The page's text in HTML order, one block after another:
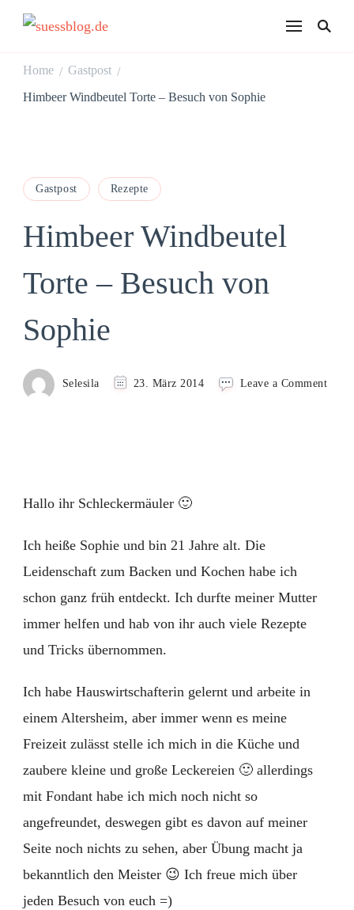
Home / Gastpost /
Himbeer Windbeutel Torte – Besuch von Sophie
Gastpost Rezepte
Himbeer Windbeutel
Torte – Besuch von
Sophie
Selesila 23. März 2014 Leave a Commenton
Hallo ihr Schleckermäuler 🙂
Ich heiße Sophie und bin 21 Jahre alt. Die
Leidenschaft zum Backen und Kochen habe ich
schon ganz früh entdeckt. Ich durfte meiner Mutter
immer helfen und hab von ihr auch viele Rezepte
und Tricks übernommen.
Ich habe Hauswirtschafterin gelernt und arbeite in
einem Altersheim, aber immer wenn es meine
Freizeit zulässt stelle ich mich in die Küche und
zaubere kleine und große Leckereien 🙂 allerdings
mit Fondant habe ich mich noch nicht so
angefreundet, deswegen gibt es davon auf meiner
Seite noch nichts zu sehen, aber Übung macht ja
bekanntlich den Meister 😉 Ich freue mich über
jeden Besuch von euch =)